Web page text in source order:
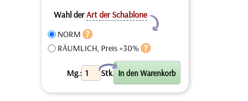
Wahl derArt der Schablone
Y
NORM
RÄUMLICH, Preis +30%
Mg.: Stk.
X